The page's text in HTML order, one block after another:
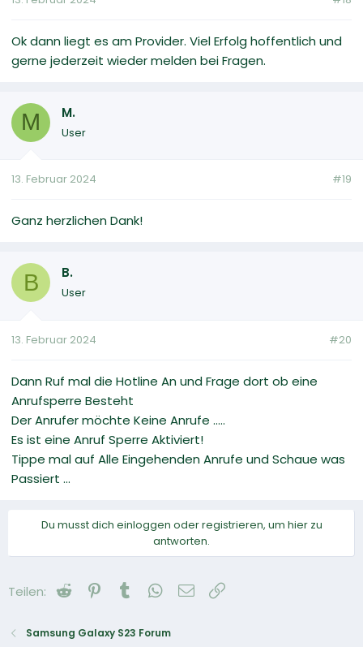
Ok dann liegt es am Provider. Viel Erfolg hoffentlich und
gerne jederzeit wieder melden bei Fragen.
M M.
User
13. Februar 2024 #19
Ganz herzlichen Dank!
B B.
User
13. Februar 2024 #20
Dann Ruf mal die Hotline An und Frage dort ob eine
Anrufsperre Besteht
Der Anrufer möchte Keine Anrufe .....
Es ist eine Anruf Sperre Aktiviert!
Tippe mal auf Alle Eingehenden Anrufe und Schaue was
Passiert ...
Du musst dich einloggen oder registrieren, um hier zu
antworten.
Teilen: Reddit Pinterest
Tumblr WhatsApp
E-Mail
Samsung Galaxy S23 Forum